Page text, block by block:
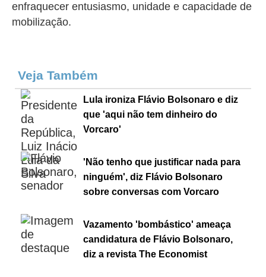
enfraquecer entusiasmo, unidade e capacidade de
mobilização.
Veja Também
Lula ironiza Flávio Bolsonaro e diz
que 'aqui não tem dinheiro do
Vorcaro'
'Não tenho que justificar nada para
ninguém', diz Flávio Bolsonaro
sobre conversas com Vorcaro
Vazamento 'bombástico' ameaça
candidatura de Flávio Bolsonaro,
diz a revista The Economist